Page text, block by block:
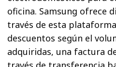
oficina. Samsung ofrece
través de esta
descuentos según el
adquiridas, una factura